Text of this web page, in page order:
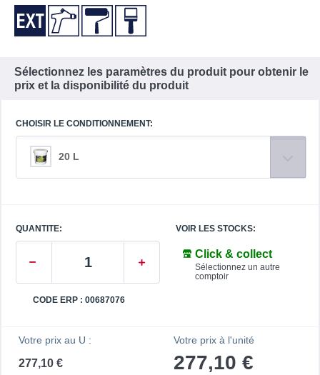
Sélectionnez les paramètres du produit pour obtenir le
prix et la disponibilité du produit
CHOISIR LE CONDITIONNEMENT:
20 L
QUANTITE:
CODE ERP : 00687076
VOIR LES STOCKS:
Click & collect
Sélectionnez un autre
comptoir
Votre prix au U :
277,10 €
Votre prix à l'unité
277,10 €